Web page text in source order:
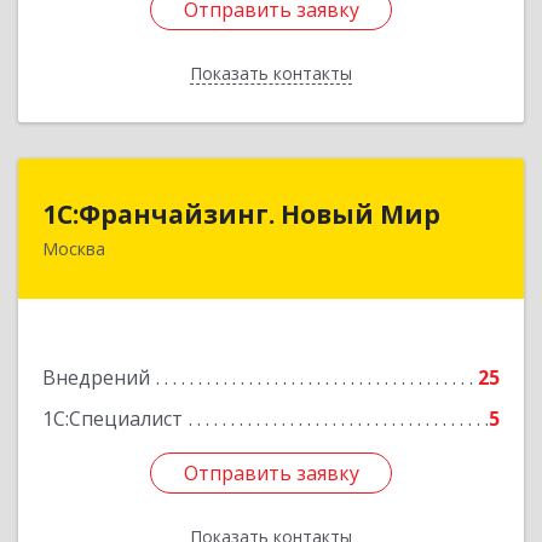
Отправить заявку
Показать контакты
Отправить заявку
Назад
1С:Франчайзинг. Новый Мир
Москва
Внедрений
25
1С:Специалист
5
Отправить заявку
Показать контакты
1С:Франчайзинг. Новый Мир
101000, Москва г, Армянский пер, дом № 9,
Отправить заявку
Назад